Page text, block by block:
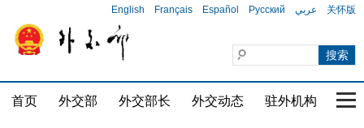
English Français Español Русский عربي 关怀版
首页 外交部 外交部长 外交动态 驻外机构 国